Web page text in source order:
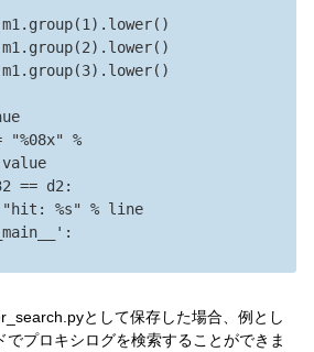
として保存した場合、例とし
プロキシログを検索することができま